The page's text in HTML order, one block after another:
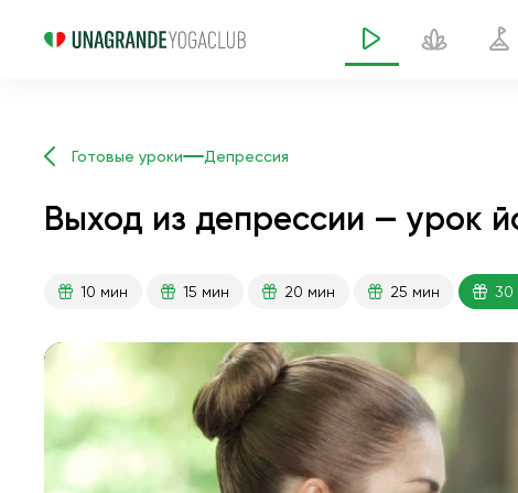
Готовые уроки Депрессия
Выход из депрессии — урок
10 мин 15 мин 20 мин 25 мин 30